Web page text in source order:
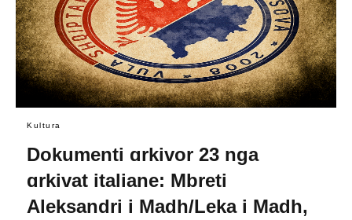
Kultura
Dokumenti ɑrkivor 23 nga
ɑrkivat italiane: Mbreti
Aleksandri i Madh/Leka i Madh,